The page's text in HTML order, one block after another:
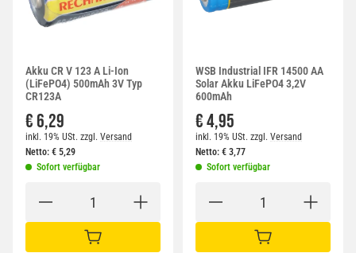
Akku CR V 123 A Li-Ion
(LiFePO4) 500mAh 3V Typ
CR123A
€ 6,29
inkl. 19% USt. zzgl. Versand
Netto: € 5,29
Sofort verfügbar
IN DEN WARENKORB
WSB Industrial IFR 14500 AA
Solar Akku LiFePO4 3,2V
600mAh
€ 4,95
inkl. 19% USt. zzgl. Versand
Netto: € 3,77
Sofort verfügbar
IN DEN WARENKORB